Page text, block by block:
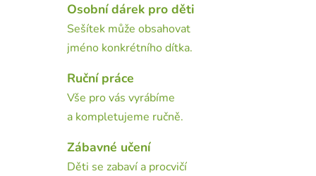
Osobní dárek pro děti
Sešítek může obsahovat
jméno konkrétního dítka.
Ruční práce
Vše pro vás vyrábíme
a kompletujeme ručně.
Zábavné učení
Děti se zabaví a procvičí